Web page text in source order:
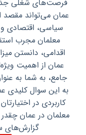
فرصت‌های شغلی
عمان می‌تواند مقصد
سیاسی، اقتصادی
معلمان مجرب
اقدامی، دانستن
عمان از اهمیت
جامع، به شما به
به این سوال کلیدی
کاربردی در
معلمان در عمان
گزارش‌های سال 2024،